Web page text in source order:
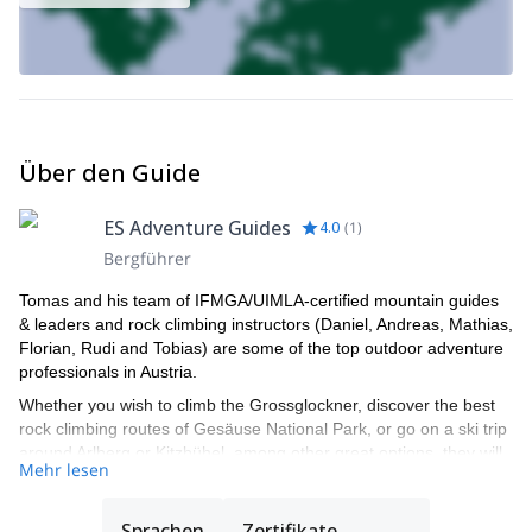
Über den Guide
ES Adventure Guides 4.0 (1)
Bergführer
Tomas and his team of IFMGA/UIMLA-certified mountain guides
& leaders and rock climbing instructors (Daniel, Andreas, Mathias,
Florian, Rudi and Tobias) are some of the top outdoor adventure
professionals in Austria.
Whether you wish to climb the Grossglockner, discover the best
rock climbing routes of Gesäuse National Park, or go on a ski trip
around Arlberg or Kitzbühel, among other great options, they will
be able to show you the top spots and the ropes to ensure you
Mehr lesen